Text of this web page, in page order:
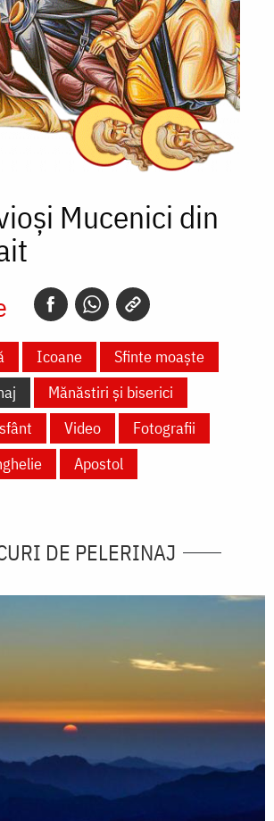
Mucenici din
Icoane
Sfinte moaște
Mănăstiri și biserici
Video
Fotografii
Apostol
DE PELERINAJ